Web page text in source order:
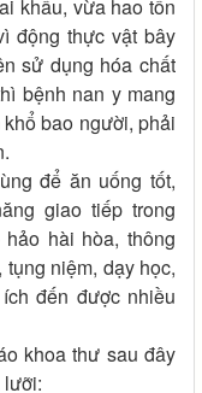
khẩu, vừa hao tốn
động thực vật bây
sử dụng hóa chất
bệnh nan y mang
bao người, phải
để ăn uống tốt,
giao tiếp trong
hài hòa, thông
niệm, dạy học,
đến được nhiều
khoa thư sau đây
lưỡi: